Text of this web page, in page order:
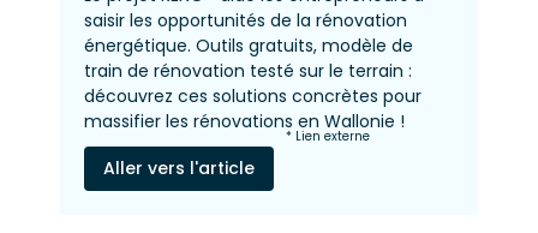
saisir les opportunités de la rénovation
énergétique. Outils gratuits, modèle de
train de rénovation testé sur le terrain :
découvrez ces solutions concrètes pour
massifier les rénovations en Wallonie !
Aller vers l'article
* Lien externe